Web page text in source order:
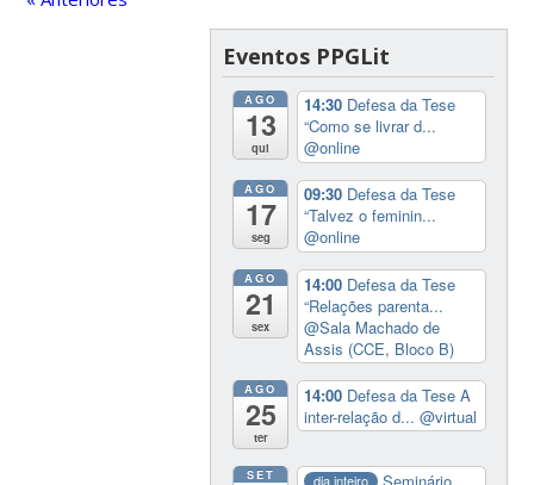
Eventos PPGLit
AGO
13
qui
14:30 Defesa da Tese
“Como se livrar d...
@online
AGO
17
seg
09:30 Defesa da Tese
“Talvez o feminin...
@online
AGO
21
sex
14:00 Defesa da Tese
“Relações parenta...
@Sala Machado de
Assis (CCE, Bloco B)
AGO
25
ter
14:00 Defesa da Tese A
inter-relação d...@virtual
SET dia inteiro